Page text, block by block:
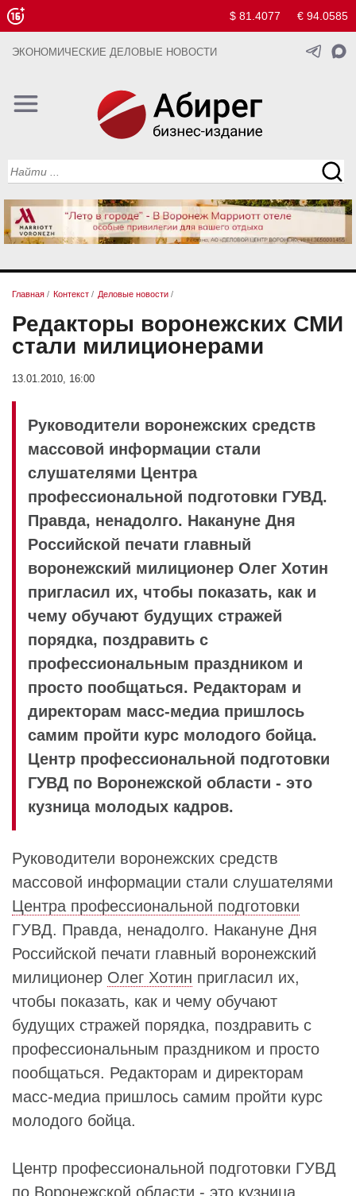
$ 81.4077 € 94.0585
ЭКОНОМИЧЕСКИЕ ДЕЛОВЫЕ НОВОСТИ
Главная / Контекст / Деловые новости /
Редакторы воронежских СМИ
стали милиционерами
13.01.2010, 16:00
Руководители воронежских средств
массовой информации стали
слушателями Центра
профессиональной подготовки ГУВД.
Правда, ненадолго. Накануне Дня
Российской печати главный
воронежский милиционер Олег Хотин
пригласил их, чтобы показать, как и
чему обучают будущих стражей
порядка, поздравить с
профессиональным праздником и
просто пообщаться. Редакторам и
директорам масс-медиа пришлось
самим пройти курс молодого бойца.
Центр профессиональной подготовки
ГУВД по Воронежской области - это
кузница молодых кадров.
Руководители воронежских средств
массовой информации стали слушателями
Центра профессиональной подготовки
ГУВД. Правда, ненадолго. Накануне Дня
Российской печати главный воронежский
милиционер Олег Хотин пригласил их,
чтобы показать, как и чему обучают
будущих стражей порядка, поздравить с
профессиональным праздником и просто
пообщаться. Редакторам и директорам
масс-медиа пришлось самим пройти курс
молодого бойца.
Центр профессиональной подготовки ГУВД
по Воронежской области - это кузница